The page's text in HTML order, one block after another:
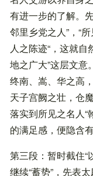
有进一步的了解。
邻里乡党之人”，“
人之陈迹“，这就
地之广大”这层文意
终南、嵩、华之高
天子宫阙之壮，仓
落实到所见之名人“
的满足感，便隐含
第三段：暂时截住“
继续“蓄势”，先表